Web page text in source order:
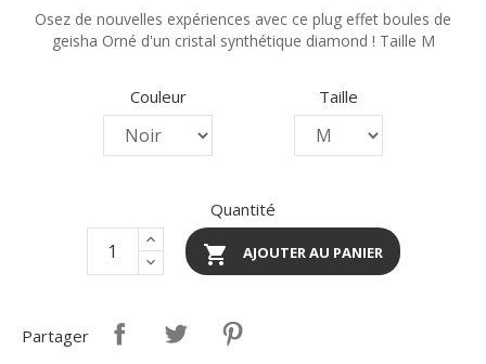
Osez de nouvelles expériences avec ce plug effet boules de
geisha Orné d'un cristal synthétique diamond ! Taille M
Couleur Taille
Quantité
 AJOUTER AU PANIER
Partager